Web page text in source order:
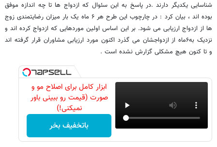
شناسایی یکدیگر دارند .در پاسخ به این سئوال که ازدواج ها تا چه اندازه موفق
بوده اند ، بیان کرد : در چارچوب این طرح هر ۶ ماه یک بار میزان رضایتمندی زوج
ها از ازدواج ارزیابی می شود. بر این اساس اولین موردهایی که ازدواج کرده اند و
نزدیک به۶ماه از ازدواجشان می گذرد اکنون مورد ارزیابی مشاوران قرار گرفته اند
و تا کنون هیچ مشکلی گزارش نشده است .
ابزار کامل برای اصلاح مو و
صورت (قیمت رو ببینی باور
نمیکنی!)
باتخفیف بخر